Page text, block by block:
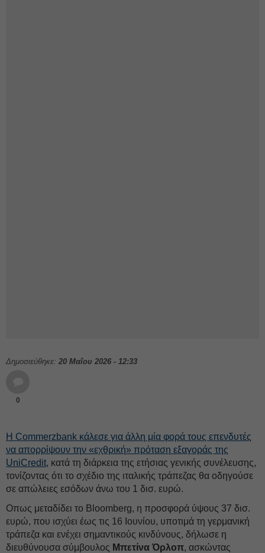
Δημοσιεύθηκε: 20 Μαΐου 2026 - 12:33
0
Η Commerzbank κάλεσε για άλλη μία φορά τους επενδυτές
να απορρίψουν την «εχθρική» πρόταση εξαγοράς της
UniCredit, κατά τη διάρκεια της ετήσιας γενικής συνέλευσης,
τονίζοντας ότι το σχέδιο της ιταλικής τράπεζας θα οδηγούσε
σε απώλειες εσόδων άνω του 1 δισ. ευρώ.
Oπως μεταδίδει το Bloomberg, η προσφορά ύψους 37 δισ.
ευρώ, που ισχύει έως τις 16 Ιουνίου, υποτιμά τη γερμανική
τράπεζα και ενέχει σημαντικούς κινδύνους, δήλωσε η
διευθύνουσα σύμβουλος Μπετίνα Όρλοπ, ασκώντας